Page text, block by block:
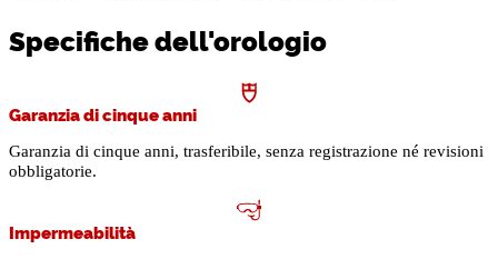
Specifiche dell'orologio
Garanzia di cinque anni
Garanzia di cinque anni, trasferibile, senza registrazione né revisioni
obbligatorie.
Impermeabilità